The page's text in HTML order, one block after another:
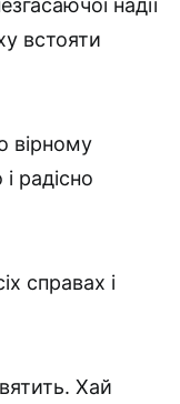
встояти
вірному
радісно
справах і
Хай